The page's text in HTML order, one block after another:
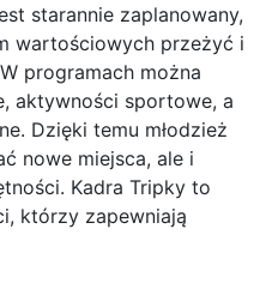
starannie zaplanowany,
wartościowych przeżyć i
programach można
aktywności sportowe, a
Dzięki temu młodzież
nowe miejsca, ale i
Kadra Tripky to
którzy zapewniają